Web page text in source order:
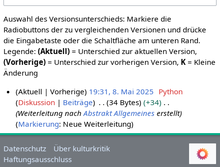
Auswahl des Versionsunterschieds: Markiere die
Radiobuttons der zu vergleichenden Versionen und drücke
die Eingabetaste oder die Schaltfläche am unteren Rand.
Legende: (Aktuell)= Unterschied zur aktuellen Version,
(Vorherige)= Unterschied zur vorherigen Version, K= Kleine
Änderung
a
i
2
Aktuell Vorherige 19:31, 8. Mai 2025 Python
Diskussion
Beiträge 34 Bytes
+34
Weiterleitung nachAbstrakt Allgemeines erstellt
Markierung: Neue Weiterleitung
Datenschutz
Über kulturkritik
Haftungsausschluss